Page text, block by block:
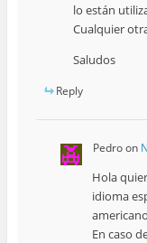
lo están
Cualquier
Saludos
Reply
Pedroon
Hola
idioma
En caso